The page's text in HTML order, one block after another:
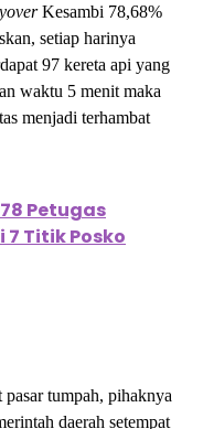
Kesambi 78,68%
setiap harinya
97 kereta api yang
waktu 5 menit maka
menjadi terhambat
Petugas
Titik Posko
tumpah, pihaknya
daerah setempat